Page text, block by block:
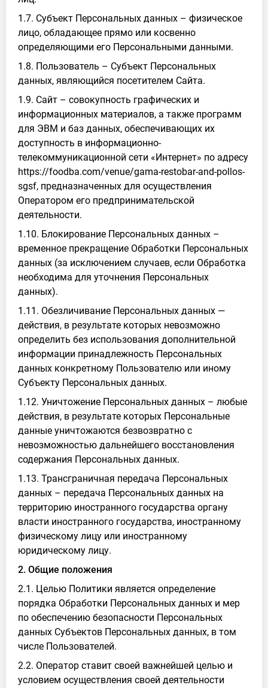
1.7. Субъект Персональных данных – физическое
лицо, обладающее прямо или косвенно
определяющими его Персональными данными.
1.8. Пользователь – Субъект Персональных
данных, являющийся посетителем Сайта.
1.9. Сайт – совокупность графических и
информационных материалов, а также программ
для ЭВМ и баз данных, обеспечивающих их
доступность в информационно-
телекоммуникационной сети «Интернет» по адресу
https://foodba.com/venue/gama-restobar-and-pollos-
sgsf, предназначенных для осуществления
Оператором его предпринимательской
деятельности.
1.10. Блокирование Персональных данных –
временное прекращение Обработки Персональных
данных (за исключением случаев, если Обработка
необходима для уточнения Персональных
данных).
1.11. Обезличивание Персональных данных —
действия, в результате которых невозможно
определить без использования дополнительной
информации принадлежность Персональных
данных конкретному Пользователю или иному
Субъекту Персональных данных.
1.12. Уничтожение Персональных данных – любые
действия, в результате которых Персональные
данные уничтожаются безвозвратно с
невозможностью дальнейшего восстановления
содержания Персональных данных.
1.13. Трансграничная передача Персональных
данных – передача Персональных данных на
территорию иностранного государства органу
власти иностранного государства, иностранному
физическому лицу или иностранному
юридическому лицу.
2. Общие положения
2.1. Целью Политики является определение
порядка Обработки Персональных данных и мер
по обеспечению безопасности Персональных
данных Субъектов Персональных данных, в том
числе Пользователей.
2.2. Оператор ставит своей важнейшей целью и
условием осуществления своей деятельности